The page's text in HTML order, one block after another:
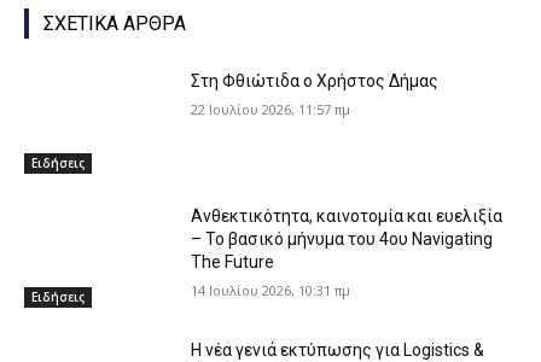
ΣΧΕΤΙΚΑ ΑΡΘΡΑ
Ειδήσεις
Στη Φθιώτιδα ο Χρήστος Δήμας
22 Ιουλίου 2026, 11:57 πμ
Ειδήσεις
Ανθεκτικότητα, καινοτομία και ευελιξία
– Το βασικό μήνυμα του 4ου Navigating
The Future
14 Ιουλίου 2026, 10:31 πμ
Η νέα γενιά εκτύπωσης για Logistics &